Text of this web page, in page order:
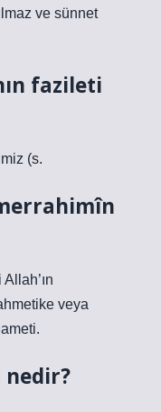
ve sünnet
fazileti
(s.
veya
nedir?